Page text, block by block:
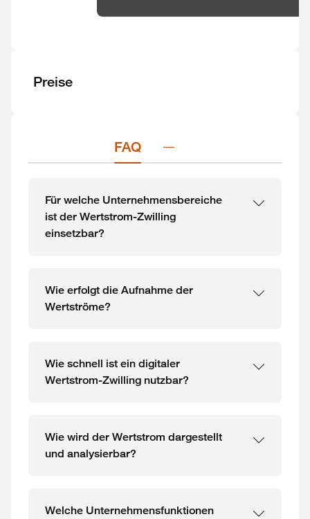
Preise
FAQ
Für welche Unternehmensbereiche
ist der Wertstrom-Zwilling
einsetzbar?
Wie erfolgt die Aufnahme der
Wertströme?
Wie schnell ist ein digitaler
Wertstrom-Zwilling nutzbar?
Wie wird der Wertstrom dargestellt
und analysierbar?
Welche Unternehmensfunktionen